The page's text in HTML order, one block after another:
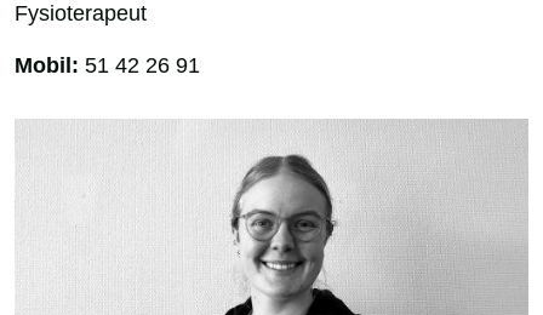
Fysioterapeut
Mobil: 51 42 26 91